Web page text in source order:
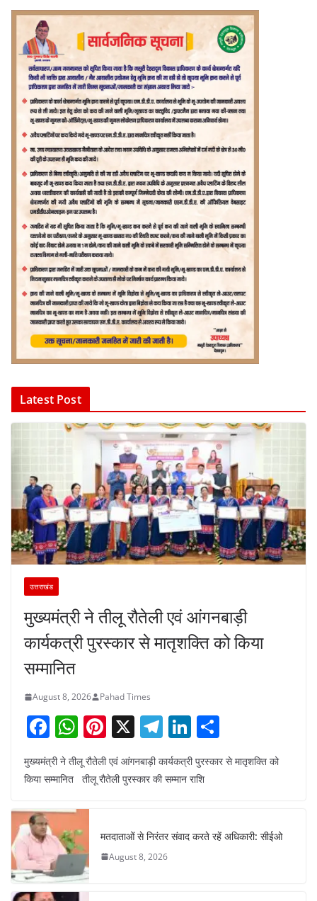
Latest Post
उत्तराखंड
मुख्यमंत्री ने तीलू रौतेली एवं आंगनबाड़ी
कार्यकत्री पुरस्कार से मातृशक्ति को किया
सम्मानित
August 8, 2026 Pahad Times
F
a
c
b
o
o
k
W
h
at
A
p
p
Pi
nt
er
X T
el
e
m
Li
n
k
n
h
ar
मुख्यमंत्री ने तीलू रौतेली एवं आंगनबाड़ी कार्यकत्री पुरस्कार से मातृशक्ति को
किया सम्मानित तीलू रौतेली पुरस्कार की सम्मान राशि
मतदाताओं से निरंतर संवाद करते रहें अधिकारी: सीईओ
August 8, 2026